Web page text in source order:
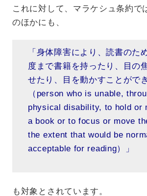
これに対して、マラケシュ条約で
のほかにも、
「身体障害により、読書のた
度まで書籍を持ったり、目の
せたり、目を動かすことがで
（person who is unable,
physical disability, to hold or
a book or to focus or move
the extent that would be
acceptable for reading）」
も対象とされています。